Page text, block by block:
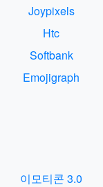
Joypixels
Htc
Softbank
Emojigraph
이모티콘 3.0